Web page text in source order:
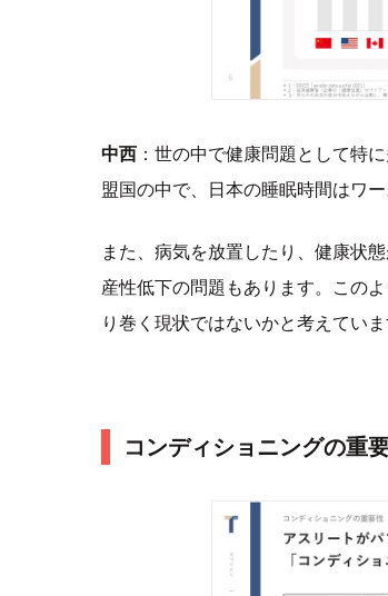
中西：世の中で健康問題として特
盟国の中で、日本の睡眠時間はワ
また、病気を放置したり、健康状
産性低下の問題もあります。この
り巻く現状ではないかと考えていま
コンディショニングの重